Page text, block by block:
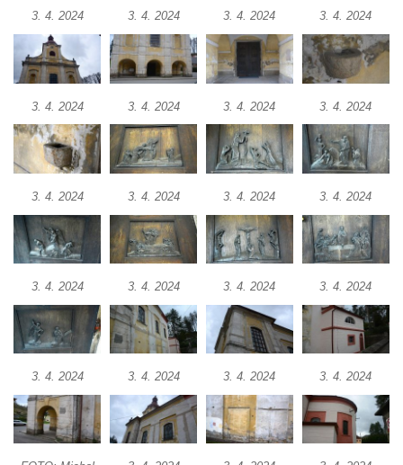
Márnice na hřbitově v Dobříni
Kaple v Bezděkově
Kaple Nejsvětější Trojice v centru Liběšic
Kostel svaté Kateřiny v Chouči
Kaple svatého Blažeje východně od Lužice
Kostel svatého Augustina v Lužici
Márnice na hřbitově v Lužici
Kostel svatého Martina v Kozlech
Márnice na hřbitově v Kozlech
Vesnický kostel v Reinhardtsdorfu
Kaple v Oparnu
Protestantský (evangelicko-luterský) kostel
Crostau
Kaple Nanebevstoupení Panny Marie ve
Svitavě
3. 4. 2024 3. 4. 2024 3. 4. 2024 3. 4. 2024
3. 4. 2024 3. 4. 2024 3. 4. 2024 3. 4. 2024
3. 4. 2024 3. 4. 2024 3. 4. 2024 3. 4. 2024
3. 4. 2024 3. 4. 2024 3. 4. 2024 3. 4. 2024
3. 4. 2024 3. 4. 2024 3. 4. 2024 3. 4. 2024